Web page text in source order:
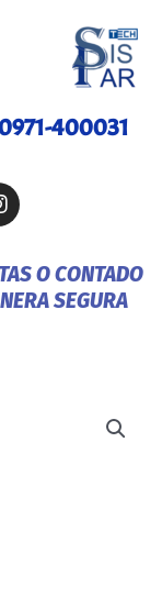
400031
O CONTADO
SEGURA